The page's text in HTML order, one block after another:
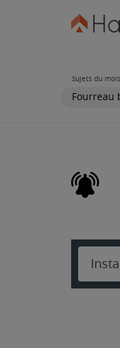
Sujets du mois
Fourreau